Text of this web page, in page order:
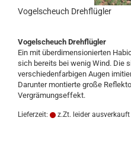
Vogelscheuch Drehflügler
Vogelscheuch Drehflügler
Ein mit überdimensionierten
sich bereits bei wenig Wind. Die
verschiedenfarbigen Augen
Darunter montierte große
Vergrämungseffekt.
Lieferzeit: z.Zt. leider ausverkauft